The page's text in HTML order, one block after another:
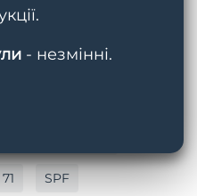
SPF 37
SPF
- незмінні.